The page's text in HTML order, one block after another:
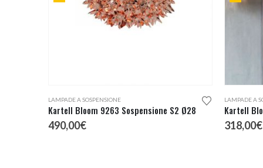
LAMPADE A SOSPENSIONE
Kartell Bloom 9263 Sospensione S2 Ø28
490,00€
Questo prodotto ha più varianti. Le opzioni possono essere scelte nella pagina del prodotto
LAMPADE A
318,00€